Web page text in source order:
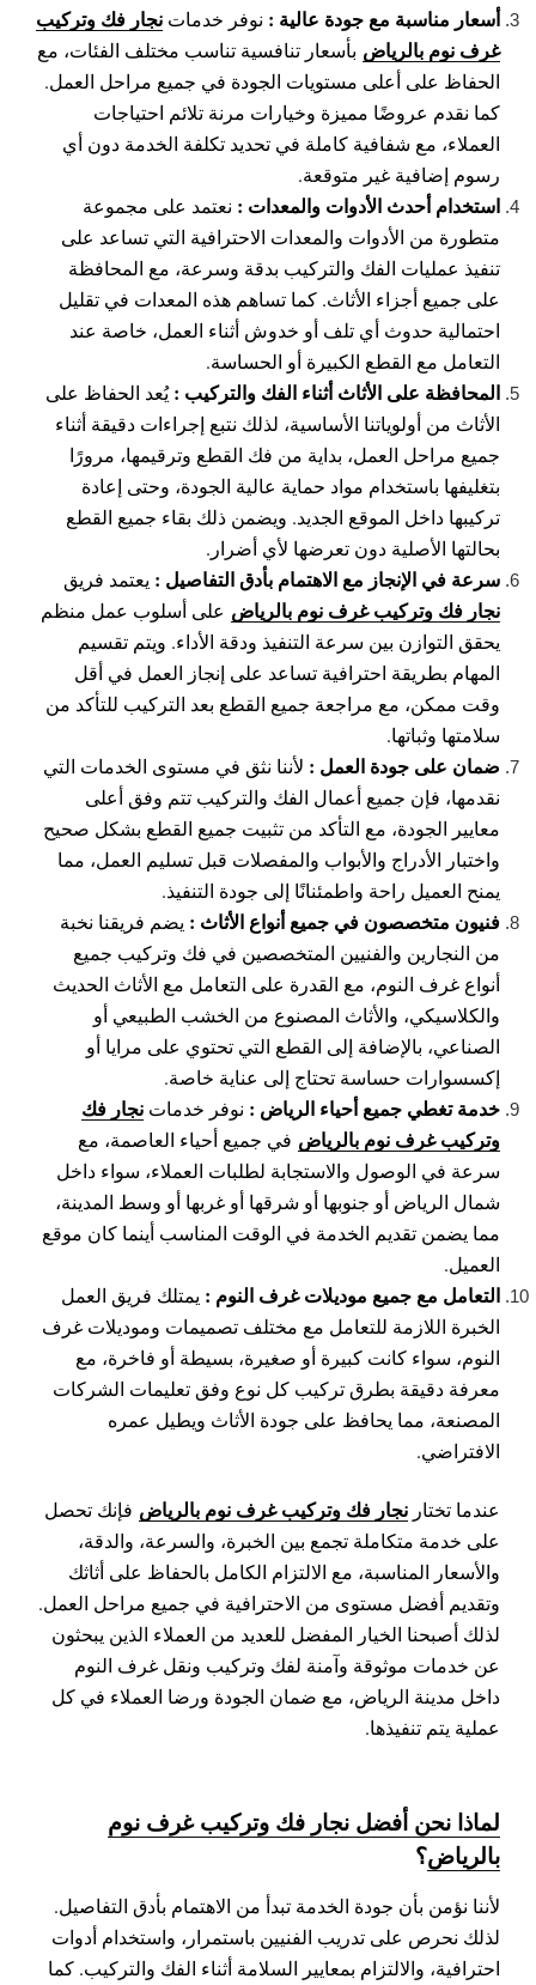
أسعار مناسبة مع جودة عالية : نوفر خدمات نجار فك وتركيب
غرف نوم بالرياض بأسعار تنافسية تناسب مختلف الفئات، مع
الحفاظ على أعلى مستويات الجودة في جميع مراحل العمل.
كما نقدم عروضًا مميزة وخيارات مرنة تلائم احتياجات
العملاء، مع شفافية كاملة في تحديد تكلفة الخدمة دون أي
رسوم إضافية غير متوقعة.
استخدام أحدث الأدوات والمعدات : نعتمد على مجموعة
متطورة من الأدوات والمعدات الاحترافية التي تساعد على
تنفيذ عمليات الفك والتركيب بدقة وسرعة، مع المحافظة
على جميع أجزاء الأثاث. كما تساهم هذه المعدات في تقليل
احتمالية حدوث أي تلف أو خدوش أثناء العمل، خاصة عند
التعامل مع القطع الكبيرة أو الحساسة.
المحافظة على الأثاث أثناء الفك والتركيب :يُعد الحفاظ على
الأثاث من أولوياتنا الأساسية، لذلك نتبع إجراءات دقيقة أثناء
جميع مراحل العمل، بداية من فك القطع وترقيمها، مرورًا
بتغليفها باستخدام مواد حماية عالية الجودة، وحتى إعادة
تركيبها داخل الموقع الجديد. ويضمن ذلك بقاء جميع القطع
بحالتها الأصلية دون تعرضها لأي أضرار.
سرعة في الإنجاز مع الاهتمام بأدق التفاصيل : يعتمد فريق
نجار فك وتركيب غرف نوم بالرياض على أسلوب عمل منظم
يحقق التوازن بين سرعة التنفيذ ودقة الأداء. ويتم تقسيم
المهام بطريقة احترافية تساعد على إنجاز العمل في أقل
وقت ممكن، مع مراجعة جميع القطع بعد التركيب للتأكد من
سلامتها وثباتها.
ضمان على جودة العمل : لأننا نثق في مستوى الخدمات التي
نقدمها، فإن جميع أعمال الفك والتركيب تتم وفق أعلى
معايير الجودة، مع التأكد من تثبيت جميع القطع بشكل صحيح
واختبار الأدراج والأبواب والمفصلات قبل تسليم العمل، مما
يمنح العميل راحة واطمئنانًا إلى جودة التنفيذ.
فنيون متخصصون في جميع أنواع الأثاث : يضم فريقنا نخبة
من النجارين والفنيين المتخصصين في فك وتركيب جميع
أنواع غرف النوم، مع القدرة على التعامل مع الأثاث الحديث
والكلاسيكي، والأثاث المصنوع من الخشب الطبيعي أو
الصناعي، بالإضافة إلى القطع التي تحتوي على مرايا أو
إكسسوارات حساسة تحتاج إلى عناية خاصة.
خدمة تغطي جميع أحياء الرياض : نوفر خدمات نجار فك
وتركيب غرف نوم بالرياض في جميع أحياء العاصمة، مع
سرعة في الوصول والاستجابة لطلبات العملاء، سواء داخل
شمال الرياض أو جنوبها أو شرقها أو غربها أو وسط المدينة،
مما يضمن تقديم الخدمة في الوقت المناسب أينما كان موقع
العميل.
التعامل مع جميع موديلات غرف النوم : يمتلك فريق العمل
الخبرة اللازمة للتعامل مع مختلف تصميمات وموديلات غرف
النوم، سواء كانت كبيرة أو صغيرة، بسيطة أو فاخرة، مع
معرفة دقيقة بطرق تركيب كل نوع وفق تعليمات الشركات
المصنعة، مما يحافظ على جودة الأثاث ويطيل عمره
الافتراضي.
عندما تختار نجار فك وتركيب غرف نوم بالرياض فإنك تحصل
على خدمة متكاملة تجمع بين الخبرة، والسرعة، والدقة،
والأسعار المناسبة، مع الالتزام الكامل بالحفاظ على أثاثك
وتقديم أفضل مستوى من الاحترافية في جميع مراحل العمل.
لذلك أصبحنا الخيار المفضل للعديد من العملاء الذين يبحثون
عن خدمات موثوقة وآمنة لفك وتركيب ونقل غرف النوم
داخل مدينة الرياض، مع ضمان الجودة ورضا العملاء في كل
عملية يتم تنفيذها.
لماذا نحن أفضل نجار فك وتركيب غرف نوم
بالرياض؟
لأننا نؤمن بأن جودة الخدمة تبدأ من الاهتمام بأدق التفاصيل.
لذلك نحرص على تدريب الفنيين باستمرار، واستخدام أدوات
احترافية، والالتزام بمعايير السلامة أثناء الفك والتركيب. كما